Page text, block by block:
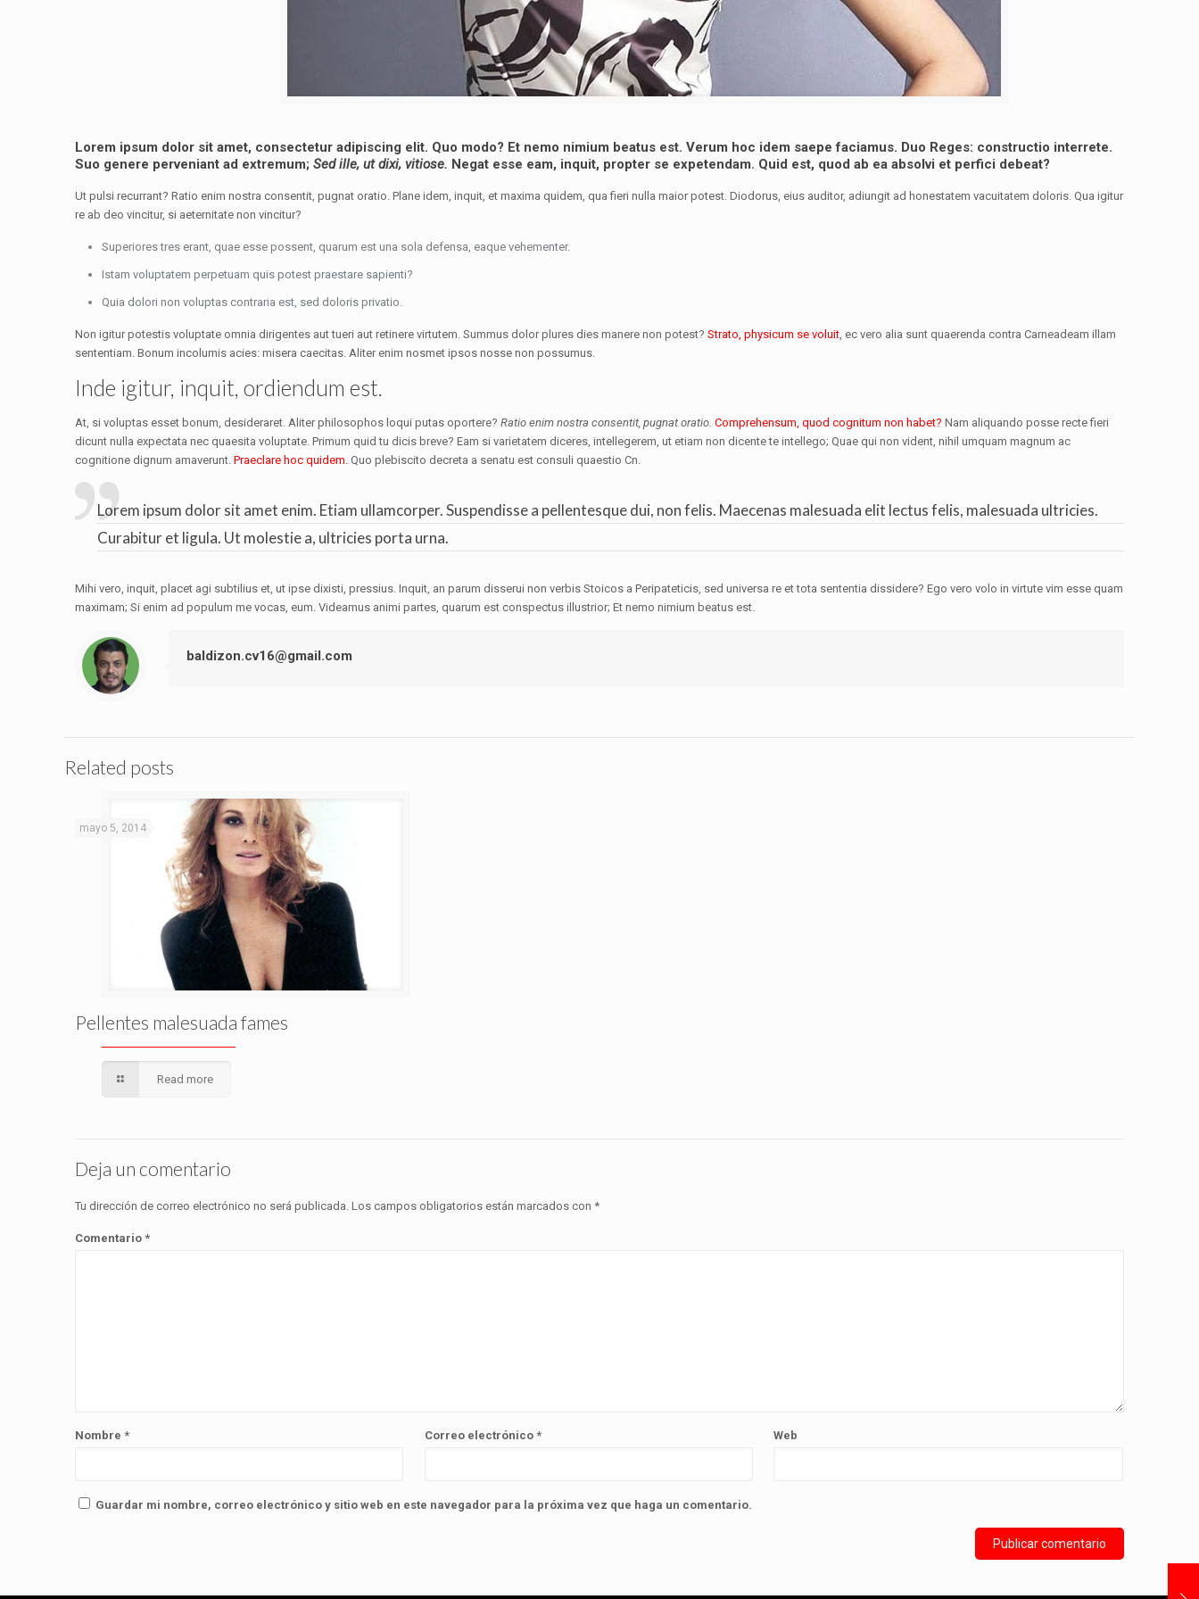
Lorem ipsum dolor sit amet, consectetur adipiscing elit. Quo modo? Et nemo nimium beatus est. Verum hoc idem saepe faciamus. Duo Reges: constructio interrete.
Suo genere perveniant ad extremum; Sed ille, ut dixi, vitiose. Negat esse eam, inquit, propter se expetendam. Quid est, quod ab ea absolvi et perfici debeat?
Ut pulsi recurrant? Ratio enim nostra consentit, pugnat oratio. Plane idem, inquit, et maxima quidem, qua fieri nulla maior potest. Diodorus, eius auditor, adiungit ad honestatem vacuitatem doloris. Qua igitur
re ab deo vincitur, si aeternitate non vincitur?
Superiores tres erant, quae esse possent, quarum est una sola defensa, eaque vehementer.
Istam voluptatem perpetuam quis potest praestare sapienti?
Quia dolori non voluptas contraria est, sed doloris privatio.
Non igitur potestis voluptate omnia dirigentes aut tueri aut retinere virtutem. Summus dolor plures dies manere non potest? Strato, physicum se voluit, ec vero alia sunt quaerenda contra Carneadeam illam
sententiam. Bonum incolumis acies: misera caecitas. Aliter enim nosmet ipsos nosse non possumus.
Inde igitur, inquit, ordiendum est.
At, si voluptas esset bonum, desideraret. Aliter philosophos loqui putas oportere? Ratio enim nostra consentit, pugnat oratio. Comprehensum, quod cognitum non habet? Nam aliquando posse recte fieri
dicunt nulla expectata nec quaesita voluptate. Primum quid tu dicis breve? Eam si varietatem diceres, intellegerem, ut etiam non dicente te intellego; Quae qui non vident, nihil umquam magnum ac
cognitione dignum amaverunt. Praeclare hoc quidem. Quo plebiscito decreta a senatu est consuli quaestio Cn.
Lorem ipsum dolor sit amet enim. Etiam ullamcorper. Suspendisse a pellentesque dui, non felis. Maecenas malesuada elit lectus felis, malesuada ultricies.
Curabitur et ligula. Ut molestie a, ultricies porta urna.
Mihi vero, inquit, placet agi subtilius et, ut ipse dixisti, pressius. Inquit, an parum disserui non verbis Stoicos a Peripateticis, sed universa re et tota sententia dissidere? Ego vero volo in virtute vim esse quam
maximam; Si enim ad populum me vocas, eum. Videamus animi partes, quarum est conspectus illustrior; Et nemo nimium beatus est.
baldizon.cv16@gmail.com
Related posts
mayo 5, 2014
Pellentes malesuada fames
Read more
Deja un comentario
Tu dirección de correo electrónico no será publicada. Los campos obligatorios están marcados con *
Comentario *
Nombre * Correo electrónico * Web
Guardar mi nombre, correo electrónico y sitio web en este navegador para la próxima vez que haga un comentario.